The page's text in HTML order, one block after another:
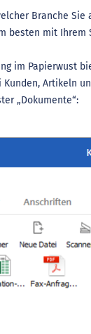
Branche
besten mit Ihrem
im Papierwust
Artikeln
„Dokumente“: